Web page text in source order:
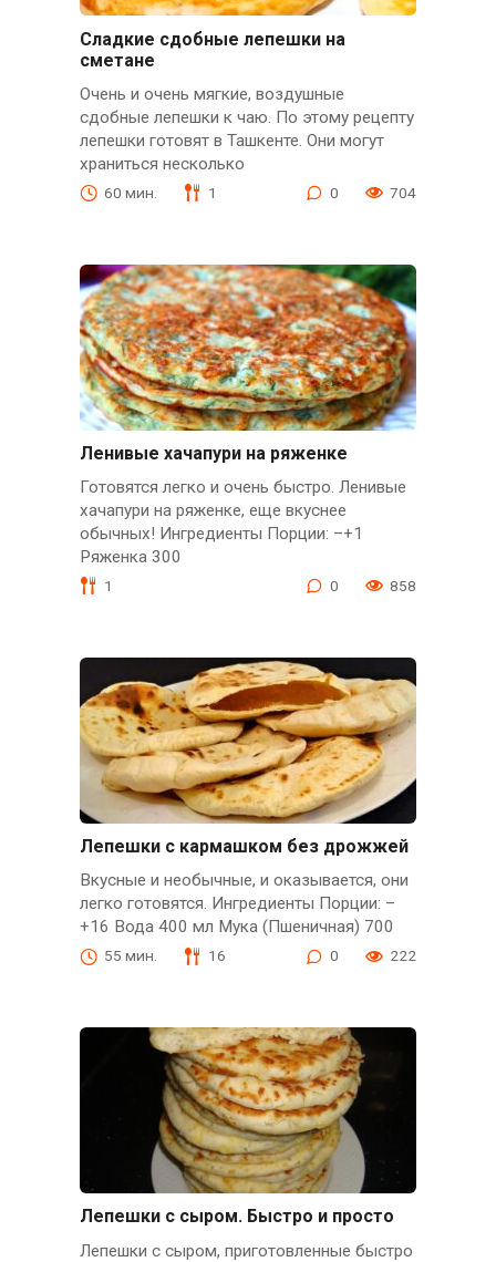
Сладкие сдобные лепешки на
сметане
Очень и очень мягкие, воздушные
сдобные лепешки к чаю. По этому рецепту
лепешки готовят в Ташкенте. Они могут
храниться несколько
60 мин. 1 0 704
Ленивые хачапури на ряженке
Готовятся легко и очень быстро. Ленивые
хачапури на ряженке, еще вкуснее
обычных! Ингредиенты Порции: –+1
Ряженка 300
1 0 858
Лепешки с кармашком без дрожжей
Вкусные и необычные, и оказывается, они
легко готовятся. Ингредиенты Порции: –
+16 Вода 400 мл Мука (Пшеничная) 700
55 мин. 16 0 222
Лепешки с сыром. Быстро и просто
Лепешки с сыром, приготовленные быстро